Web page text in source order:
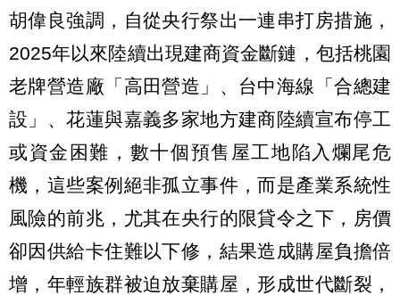
胡偉良強調，自從央行祭出一連串打房措施，
2025年以來陸續出現建商資金斷鏈，包括桃園
老牌營造廠「高田營造」、台中海線「合總建
設」、花蓮與嘉義多家地方建商陸續宣布停工
或資金困難，數十個預售屋工地陷入爛尾危
機，這些案例絕非孤立事件，而是產業系統性
風險的前兆，尤其在央行的限貸令之下，房價
卻因供給卡住難以下修，結果造成購屋負擔倍
增，年輕族群被迫放棄購屋，形成世代斷裂，